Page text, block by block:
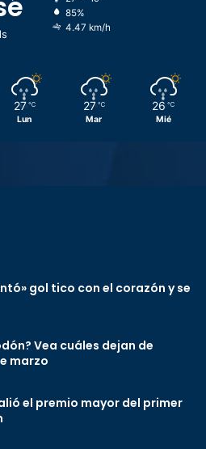
85%
4.47 km/h
27 ℃
Lun
27 ℃
Mar
26 ℃
Mié
gol tico con el corazón y se
Vea cuáles dejan de
marzo
el premio mayor del primer